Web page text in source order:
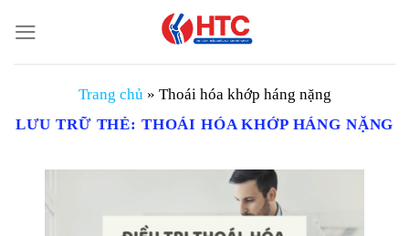
đến
nội
Trang chủ » Thoái hóa khớp háng nặng
LƯU TRỮ THẺ: THOÁI HÓA KHỚP HÁNG NẶNG